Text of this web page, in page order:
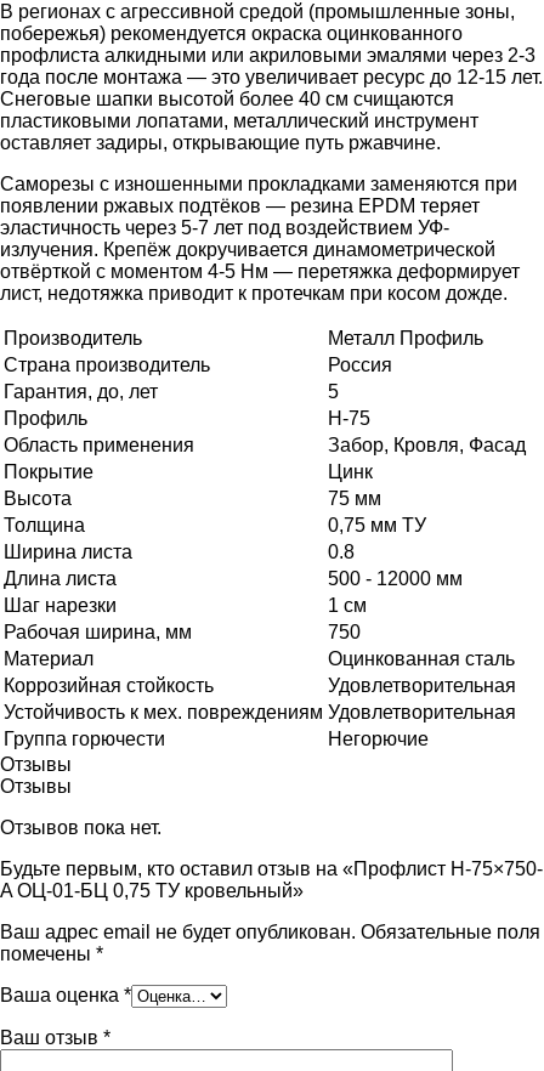
В регионах с агрессивной средой (промышленные зоны,
побережья) рекомендуется окраска оцинкованного
профлиста алкидными или акриловыми эмалями через 2-3
года после монтажа — это увеличивает ресурс до 12-15 лет.
Снеговые шапки высотой более 40 см счищаются
пластиковыми лопатами, металлический инструмент
оставляет задиры, открывающие путь ржавчине.
Саморезы с изношенными прокладками заменяются при
появлении ржавых подтёков — резина EPDM теряет
эластичность через 5-7 лет под воздействием УФ-
излучения. Крепёж докручивается динамометрической
отвёрткой с моментом 4-5 Нм — перетяжка деформирует
лист, недотяжка приводит к протечкам при косом дожде.
Производитель
Металл Профиль
Страна производитель
Россия
Гарантия, до, лет
5
Профиль
Н-75
Область применения
Забор, Кровля, Фасад
Покрытие
Цинк
Высота
75 мм
Толщина
0,75 мм ТУ
Ширина листа
0.8
Длина листа
500 - 12000 мм
Шаг нарезки
1 см
Рабочая ширина, мм
750
Материал
Оцинкованная сталь
Коррозийная стойкость
Удовлетворительная
Устойчивость к мех. повреждениям Удовлетворительная
Группа горючести
Негорючие
Отзывы
Отзывы
Отзывов пока нет.
Будьте первым, кто оставил отзыв на «Профлист Н-75×750-
A ОЦ-01-БЦ 0,75 ТУ кровельный»
Ваш адрес email не будет опубликован. Обязательные поля
помечены *
Ваша оценка *
Ваш отзыв *